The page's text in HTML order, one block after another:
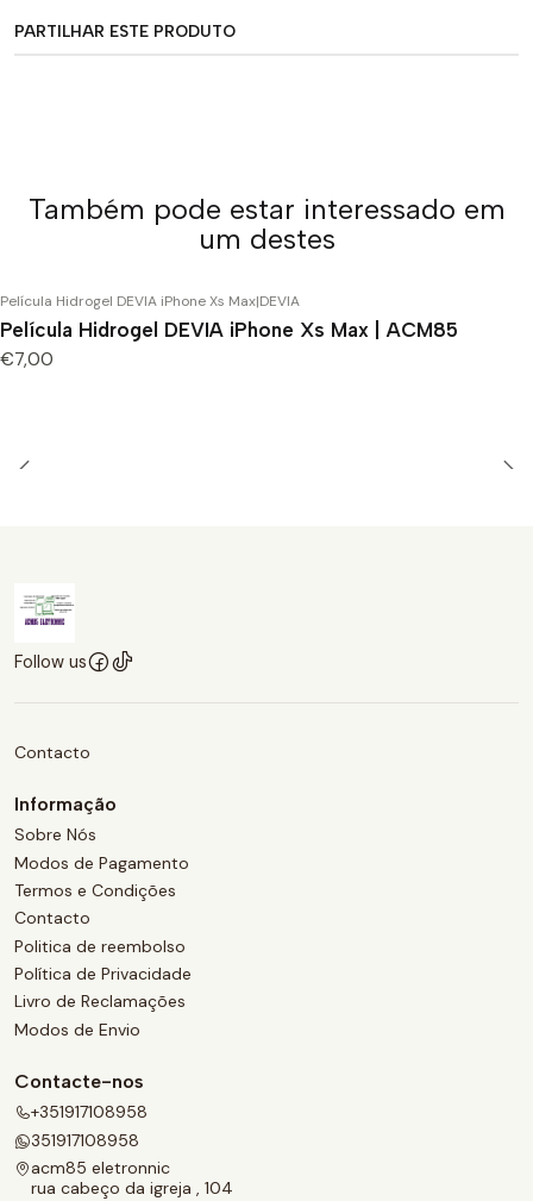
PARTILHAR ESTE PRODUTO
Também pode estar interessado em
um destes
Película Hidrogel DEVIA iPhone Xs Max|DEVIA
Película Hidrogel DEVIA iPhone Xs Max | ACM85
€7,00
Follow us
Contacto
Informação
Sobre Nós
Modos de Pagamento
Termos e Condições
Contacto
Politica de reembolso
Política de Privacidade
Livro de Reclamações
Modos de Envio
Contacte-nos
+351917108958
351917108958
acm85 eletronnic
rua cabeço da igreja , 104